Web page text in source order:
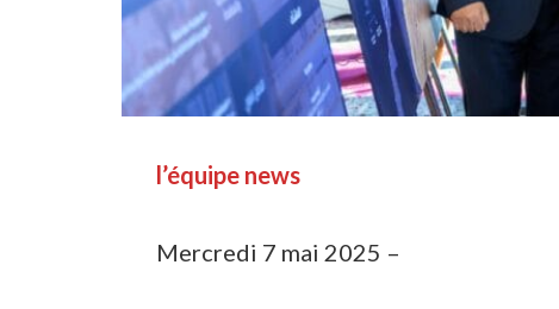
l’équipe news
Mercredi 7 mai 2025 –